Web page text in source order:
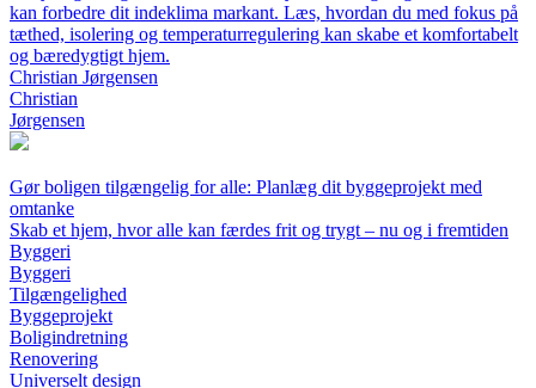
kan forbedre dit indeklima markant. Læs, hvordan du med fokus på
tæthed, isolering og temperaturregulering kan skabe et komfortabelt
og bæredygtigt hjem.
Christian Jørgensen
Christian
Jørgensen
Gør boligen tilgængelig for alle: Planlæg dit byggeprojekt med
omtanke
Skab et hjem, hvor alle kan færdes frit og trygt – nu og i fremtiden
Byggeri
Byggeri
Tilgængelighed
Byggeprojekt
Boligindretning
Renovering
Universelt design